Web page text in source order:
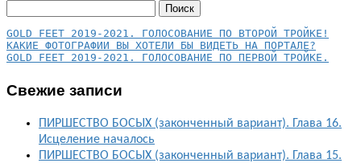
КАКИЕ ФОТОГРАФИИ ВЫ ХОТЕЛИ БЫ ВИДЕТЬ НА ПОРТАЛЕ?
GOLD FEET 2019-2021. ГОЛОСОВАНИЕ ПО ПЕРВОЙ ТРОЙКЕ.
Свежие записи
ПИРШЕСТВО БОСЫХ (законченный вариант). Глава 16.
Исцеление началось
ПИРШЕСТВО БОСЫХ (законченный вариант). Глава 15.